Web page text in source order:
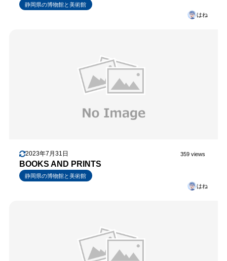
静岡県の博物館と美術館
はね
2023年7月31日 359 views
BOOKS AND PRINTS
静岡県の博物館と美術館
はね